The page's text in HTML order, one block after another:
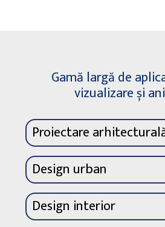
Gamă largă de
vizualizare și
Proiectare
Vizualizările îndeplinesc un
important în procesul de
arhitecturală. Acestea permit
fie ușor de înțeles și să fie
fața potențialilor investitori sau
Design urban
Proiectarea urbană este
și organizare a orașelor, a
așezărilor într-un mod
Design interior